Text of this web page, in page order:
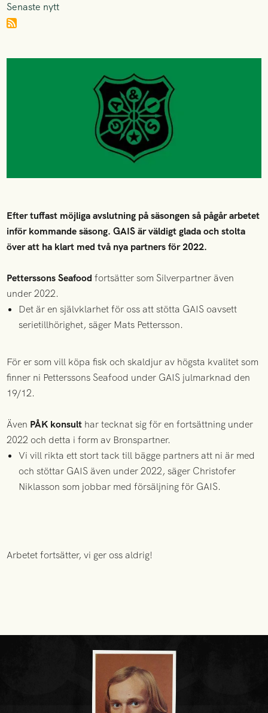
Senaste nytt
Efter tuffast möjliga avslutning på säsongen så pågår arbetet
inför kommande säsong. GAIS är väldigt glada och stolta
över att ha klart med två nya partners för 2022.
Petterssons Seafood fortsätter som Silverpartner även
under 2022.
Det är en självklarhet för oss att stötta GAIS oavsett
serietillhörighet, säger Mats Pettersson.
För er som vill köpa fisk och skaldjur av högsta kvalitet som
finner ni Petterssons Seafood under GAIS julmarknad den
19/12.
Även PÅK konsult har tecknat sig för en fortsättning under
2022 och detta i form av Bronspartner.
Vi vill rikta ett stort tack till bägge partners att ni är med
och stöttar GAIS även under 2022, säger Christofer
Niklasson som jobbar med försäljning för GAIS.
Arbetet fortsätter, vi ger oss aldrig!